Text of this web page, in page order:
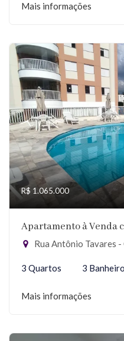
Mais informações
R$ 1.065.000
Apartamento à Venda
Rua Antônio Tavares -
3 Quartos 3
Mais informações